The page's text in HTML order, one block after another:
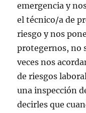
emergencia y
el técnico/a de
riesgo y nos
protegernos, no
veces nos
de riesgos
una inspección
decirles que